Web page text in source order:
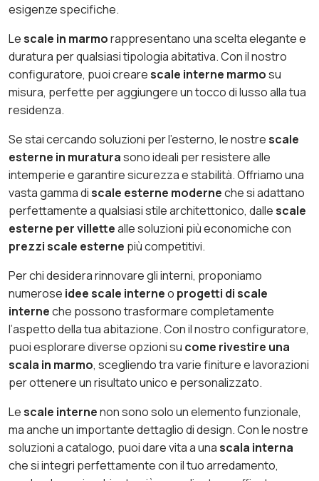
esigenze specifiche.
Lescale in marmorappresentano una scelta elegante e
duratura per qualsiasi tipologia abitativa. Con il nostro
configuratore, puoi crearescale interne marmosu
misura, perfette per aggiungere un tocco di lusso alla tua
residenza.
Se stai cercando soluzioni per l’esterno, le nostrescale
esterne in muraturasono ideali per resistere alle
intemperie e garantire sicurezza e stabilità. Offriamo una
vasta gamma discale esterne moderneche si adattano
perfettamente a qualsiasi stile architettonico, dallescale
esterne per villettealle soluzioni più economiche con
prezzi scale esterne più competitivi.
Per chi desidera rinnovare gli interni, proponiamo
numerose idee scale interneo progetti di scale
interneche possono trasformare completamente
l’aspetto della tua abitazione. Con il nostro configuratore,
puoi esplorare diverse opzioni su come rivestire una
scala in marmo, scegliendo tra varie finiture e lavorazioni
per ottenere un risultato unico e personalizzato.
Lescale internenon sono solo un elemento funzionale,
ma anche un importante dettaglio di design. Con le nostre
soluzioni a catalogo, puoi dare vita a unascala interna
che si integri perfettamente con il tuo arredamento,